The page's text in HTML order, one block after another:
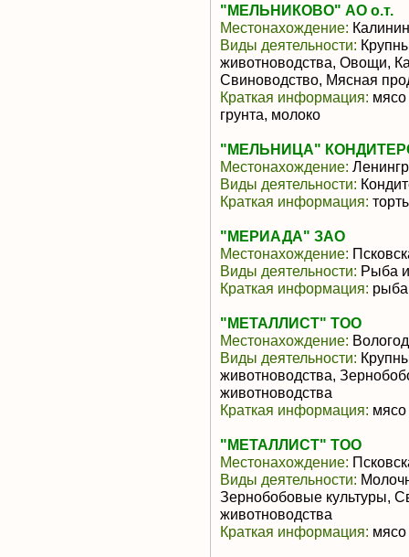
"МЕЛЬНИКОВО" АО о.т.
Местонахождение:
Виды деятельности:
животноводства, Овощи,
Свиноводство, Мясная
Краткая информация: мясо
грунта, молоко
"МЕЛЬНИЦА"
Местонахождение:
Виды деятельности:
Краткая информация:
"МЕРИАДА" ЗАО
Местонахождение:
Виды деятельности: Рыба
Краткая информация:
"МЕТАЛЛИСТ" ТОО
Местонахождение:
Виды деятельности:
животноводства,
животноводства
Краткая информация: мясо
"МЕТАЛЛИСТ" ТОО
Местонахождение:
Виды деятельности:
Зернобобовые культуры,
животноводства
Краткая информация: мясо